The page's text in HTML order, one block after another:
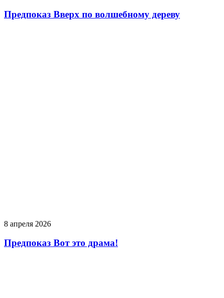
Предпоказ Вверх по волшебному дереву
8 апреля 2026
Предпоказ Вот это драма!